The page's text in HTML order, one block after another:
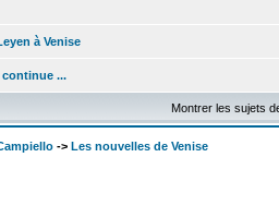
à Venise
continue ...
Montrer les sujets
-> Les nouvelles de Venise